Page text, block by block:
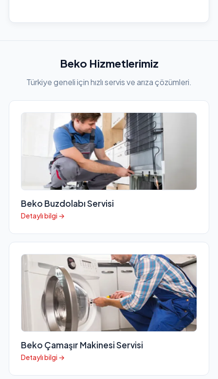
Beko Hizmetlerimiz
Türkiye geneli için hızlı servis ve arıza çözümleri.
Beko Buzdolabı Servisi
Detaylı bilgi →
Beko Çamaşır Makinesi Servisi
Detaylı bilgi →